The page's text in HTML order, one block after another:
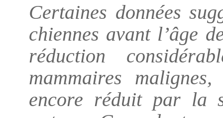
Certaines données
chiennes avant l’âge
réduction
mammaires
encore réduit par la